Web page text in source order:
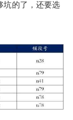
坑的了，还要选